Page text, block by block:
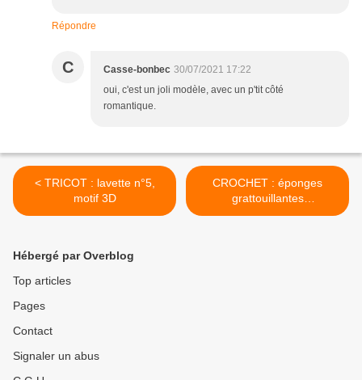
Répondre
C Casse-bonbec 30/07/2021 17:22
oui, c'est un joli modèle, avec un p'tit côté
romantique.
< TRICOT : lavette n°5,
motif 3D
CROCHET : éponges
grattouillantes
rectangulaires >
Hébergé par Overblog
Top articles
Pages
Contact
Signaler un abus